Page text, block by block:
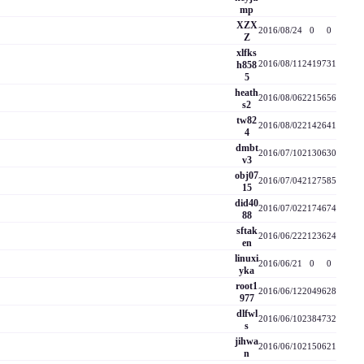
mp
XZX
Z
2016/08/24 0 0
xlfks
h858
5
2016/08/11 2419731
heath
s2
2016/08/062215656
tw82
4
2016/08/022142641
dmbt
v3
2016/07/102130630
obj07
15
2016/07/042127585
did40
88
2016/07/022174674
sftak
en
2016/06/222123624
linuxi
yka
2016/06/21 0 0
root1
977
2016/06/122049628
dlfwl
s
2016/06/102384732
jihwa
n
2016/06/102150621